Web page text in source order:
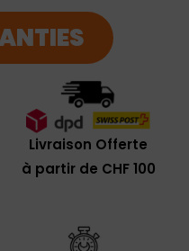
Livraison Offerte
à partir de CHF 100